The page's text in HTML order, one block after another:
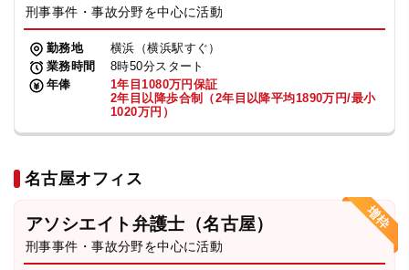
刑事事件・事故分野を中心に活動
勤務地
横浜（横浜駅すぐ）
業務時間
8時50分スタート
年俸
1年目1080万円保証
2年目以降歩合制（2年目以降平均1890万円/最小
1020万円）
名古屋オフィス
アソシエイト弁護士（名古屋）
刑事事件・事故分野を中心に活動